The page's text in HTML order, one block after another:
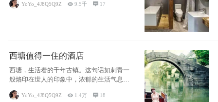
YoYo_4J8Q5Q9Z 9.5千  17
西塘值得一住的酒店
西塘，生活着的千年古镇。这句话如刺青一
般烙印在世人的印象中，浓郁的生活气息，
小桥流水
YoYo_4J8Q5Q9Z  1.4万  18